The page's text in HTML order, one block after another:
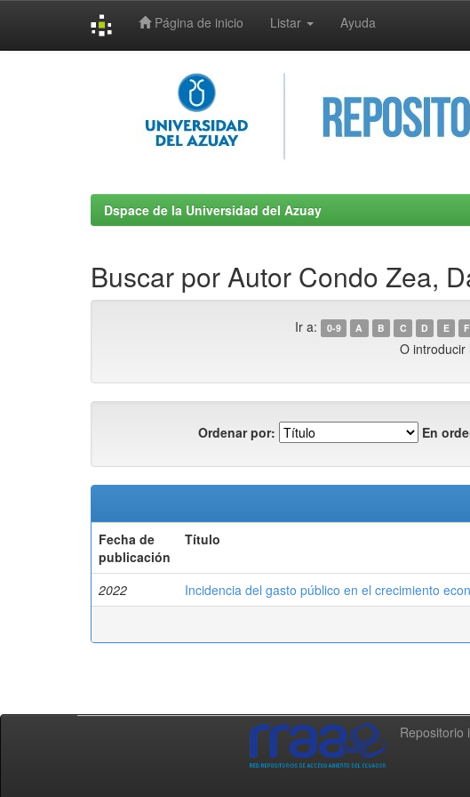
Página de inicio Listar Ayuda
Dspace de la Universidad del Azuay
Buscar por Autor Condo Zea,
Ir a: 0-9 A B C D E F
O introducir
Ordenar por: En
Fecha de
publicación
Título
2022 Incidencia del gasto público en el crecimiento
Repositorio